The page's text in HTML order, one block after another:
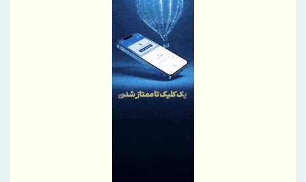
خطری همسان زلزله/ نجات معدن در دستان بخش خصوصی است
قطار توسعه نخلک به ایستگاه ۷۵۰ هزار تن رسید
شکاف طبقاتی جدید: برندگان و بازندگان عصر هوش مصنوعی
دکتر فیض: هم‌افزایی و هماهنگی صندوق بازنشستگی مس و شرکت
ملی مس یک ضرورت است
افزایش ۴۷ درصدی حمایت مالی بانک توسعه صادرات ایران از